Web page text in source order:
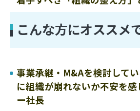
こんな方にオススメ
事業承継・M&Aを検討して
に組織が崩れないか不安を
ー社長